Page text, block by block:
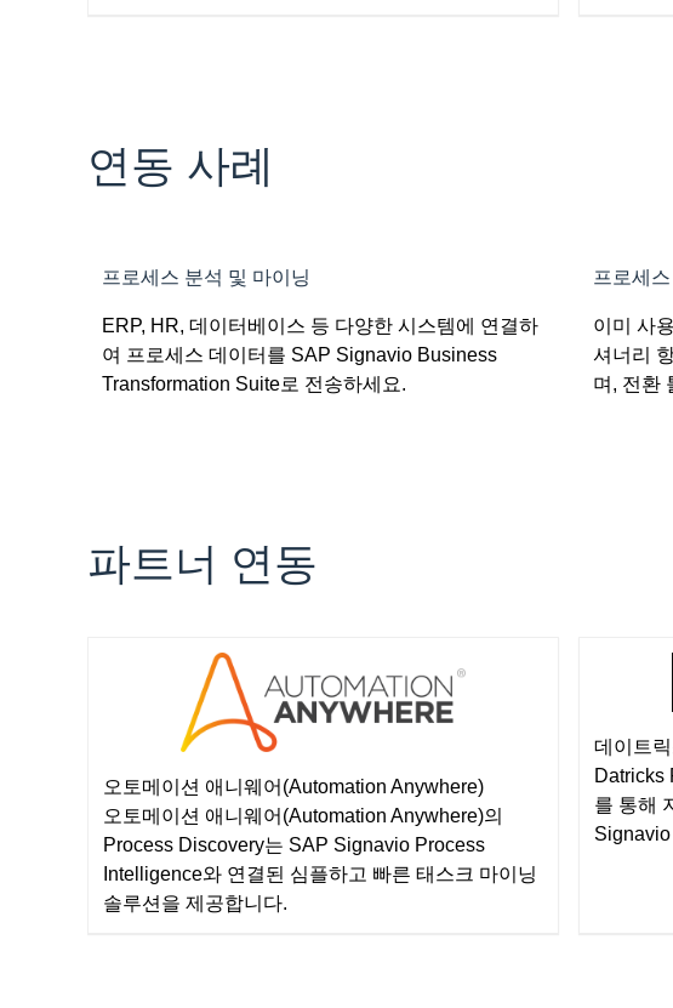
연동 사례
프로세스 분석 및 마이닝
ERP, HR, 데이터베이스 등 다양한 시스템에 연결하
여 프로세스 데이터를 SAP Signavio Business
Transformation Suite로 전송하세요.
프로세
이미 사
셔너리
며, 전환
파트너 연동
오토메이션 애니웨어(Automation Anywhere)
오토메이션 애니웨어(Automation Anywhere)의
Process Discovery는 SAP Signavio Process
Intelligence와 연결된 심플하고 빠른 태스크 마이닝
솔루션을 제공합니다.
데이트
Datricks
를 통해